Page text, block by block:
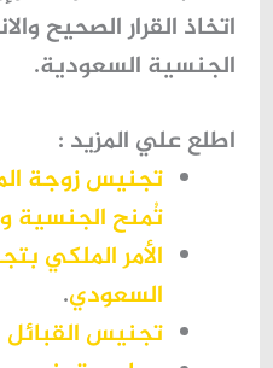
اتخاذ القرار الصحيح
الجنسية السعودية.
اطلع علي المزيد :
تجنيس زوجة
تُمنح الجنسية
الأمر الملكي
السعودي.
تجنيس القبائل